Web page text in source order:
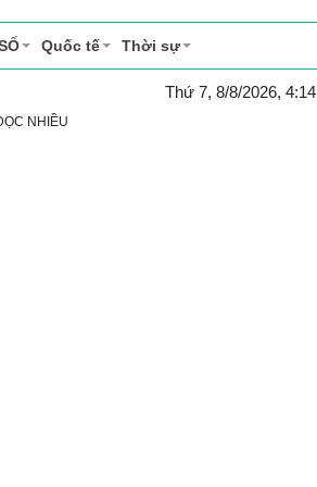
Quốc tế Thời sự
Thứ 7, 8/8/2026, 4:14
thao
NHIỀU